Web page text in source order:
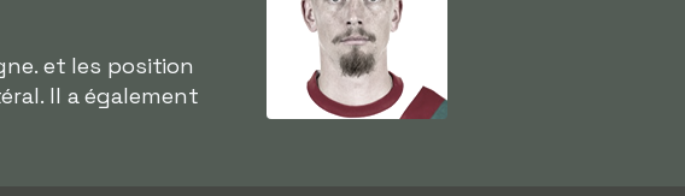
et les position
Il a également